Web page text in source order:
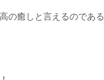
の癒しと言えるのである